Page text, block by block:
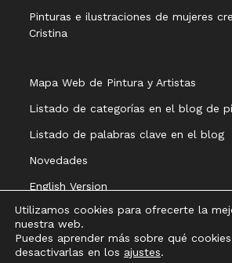
Pinturas e ilustraciones de mujeres
Cristina
Mapa Web de Pintura y Artistas
Listado de categorías en el blog de
Listado de palabras clave en el blog
Novedades
English Version
Utilizamos cookies para ofrecerte la
nuestra web.
Puedes aprender más sobre qué
desactivarlas en los ajustes.